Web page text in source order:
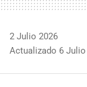
2 Julio 2026
Actualizado 6 Julio